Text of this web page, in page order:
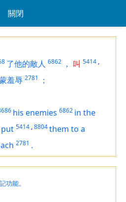
關閉
了他的敵人 6862 ， 叫 5414 ,
羞辱 2781
；
his enemies 6862 in the
put 5414 ,8804them to a
2781 .
功能。